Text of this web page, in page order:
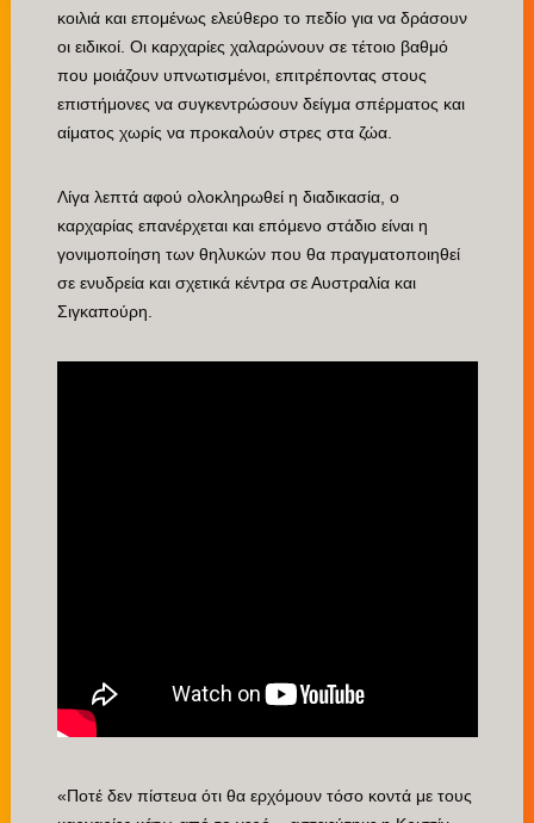
κοιλιά και επομένως ελεύθερο το πεδίο για να δράσουν
οι ειδικοί. Οι καρχαρίες χαλαρώνουν σε τέτοιο βαθμό
που μοιάζουν υπνωτισμένοι, επιτρέποντας στους
επιστήμονες να συγκεντρώσουν δείγμα σπέρματος και
αίματος χωρίς να προκαλούν στρες στα ζώα.
Λίγα λεπτά αφού ολοκληρωθεί η διαδικασία, ο
καρχαρίας επανέρχεται και επόμενο στάδιο είναι η
γονιμοποίηση των θηλυκών που θα πραγματοποιηθεί
σε ενυδρεία και σχετικά κέντρα σε Αυστραλία και
Σιγκαπούρη.
«Ποτέ δεν πίστευα ότι θα ερχόμουν τόσο κοντά με τους